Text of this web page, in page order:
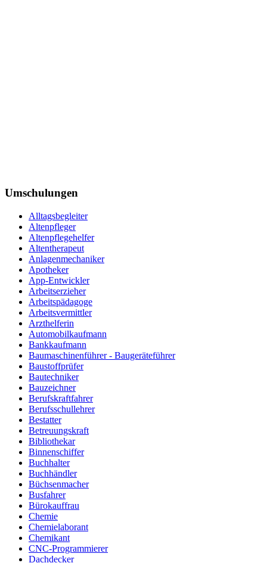
Umschulungen
Alltagsbegleiter
Altenpfleger
Altenpflegehelfer
Altentherapeut
Anlagenmechaniker
Apotheker
App-Entwickler
Arbeitserzieher
Arbeitspädagoge
Arbeitsvermittler
Arzthelferin
Automobilkaufmann
Bankkaufmann
Baumaschinenführer - Baugeräteführer
Baustoffprüfer
Bautechniker
Bauzeichner
Berufskraftfahrer
Berufsschullehrer
Bestatter
Betreuungskraft
Bibliothekar
Binnenschiffer
Buchhalter
Buchhändler
Büchsenmacher
Busfahrer
Bürokauffrau
Chemie
Chemielaborant
Chemikant
CNC-Programmierer
Dachdecker